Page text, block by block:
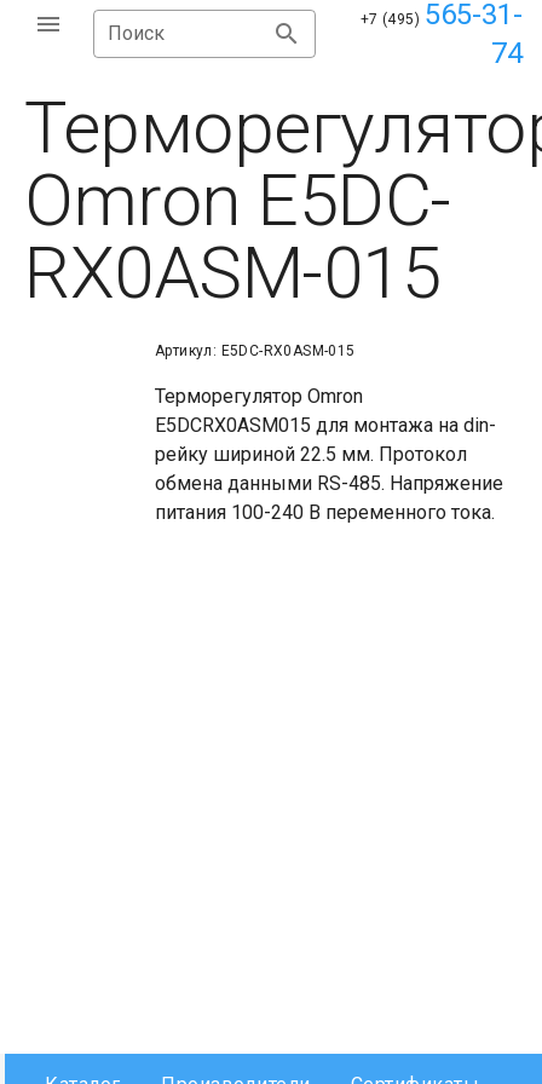
Поиск
+7 (495) 565-31-
74
Omron E5DC-
RX0ASM-015
Артикул: E5DC-RX0ASM-015
Терморегулятор Omron
E5DCRX0ASM015 для монтажа на din-
рейку шириной 22.5 мм. Протокол
обмена данными RS-485. Напряжение
питания 100-240 В переменного тока.